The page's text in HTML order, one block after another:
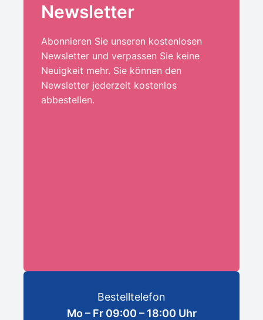
Newsletter
Abonnieren Sie unseren kostenlosen
Newsletter und verpassen Sie keine
Neuigkeit mehr. Sie können den
Newsletter jederzeit kostenlos
abbestellen.
Bestelltelefon
Mo – Fr 09:00 – 18:00 Uhr